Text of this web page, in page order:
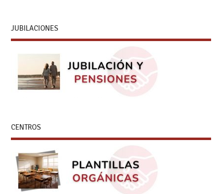
JUBILACIONES
CENTROS